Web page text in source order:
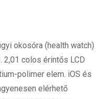
okosóra (health watch)
colos érintős LCD
polimer elem. iOS és
elérhető